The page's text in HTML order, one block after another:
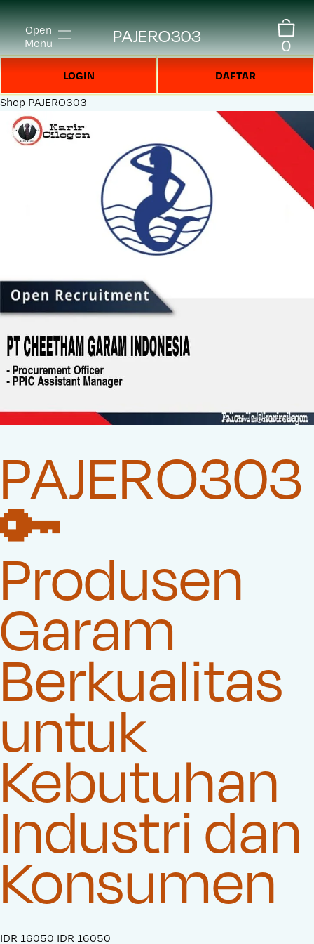
Open
Menu
PAJERO303 0
LOGIN DAFTAR
Shop PAJERO303
PAJERO303
🔑
Produsen
Garam
Berkualitas
untuk
Kebutuhan
Industri dan
Konsumen
S
IDR 16050 O
IDR 16050